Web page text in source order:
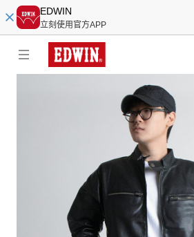
EDWIN
立刻使用官方APP